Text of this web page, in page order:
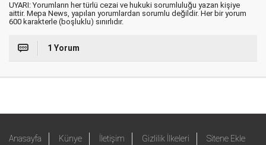
UYARI: Yorumların her türlü cezai ve hukuki sorumluluğu yazan kişiye
aittir. Mepa News, yapılan yorumlardan sorumlu değildir. Her bir yorum
600 karakterle (boşluklu) sınırlıdır.
1 Yorum
Anasayfa Künye İletişim Gizlilik İlkeleri Sitene Ekle